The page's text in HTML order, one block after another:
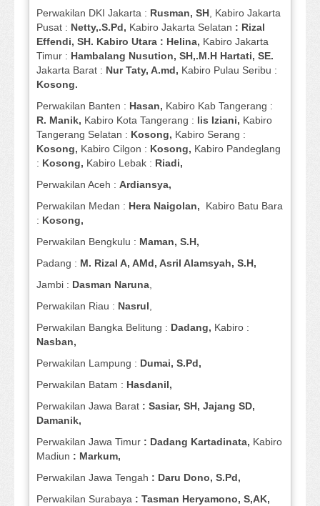
Perwakilan DKI Jakarta : Rusman, SH, Kabiro Jakarta
Pusat : Netty,.S.Pd, Kabiro Jakarta Selatan : Rizal
Effendi, SH. Kabiro Utara : Helina, Kabiro Jakarta
Timur : Hambalang Nusution, SH,.M.H Hartati, SE.
Jakarta Barat : Nur Taty, A.md, Kabiro Pulau Seribu :
Kosong.
Perwakilan Banten : Hasan, Kabiro Kab Tangerang :
R. Manik, Kabiro Kota Tangerang : Iis Iziani, Kabiro
Tangerang Selatan : Kosong, Kabiro Serang :
Kosong, Kabiro Cilgon : Kosong, Kabiro Pandeglang
: Kosong, Kabiro Lebak : Riadi,
Perwakilan Aceh : Ardiansya,
Perwakilan Medan : Hera Naigolan, Kabiro Batu Bara
: Kosong,
Perwakilan Bengkulu : Maman, S.H,
Padang : M. Rizal A, AMd, Asril Alamsyah, S.H,
Jambi : Dasman Naruna,
Perwakilan Riau : Nasrul,
Perwakilan Bangka Belitung : Dadang, Kabiro :
Nasban,
Perwakilan Lampung : Dumai, S.Pd,
Perwakilan Batam : Hasdanil,
Perwakilan Jawa Barat : Sasiar, SH, Jajang SD,
Damanik,
Perwakilan Jawa Timur : Dadang Kartadinata, Kabiro
Madiun : Markum,
Perwakilan Jawa Tengah : Daru Dono, S.Pd,
Perwakilan Surabaya : Tasman Heryamono, S,AK,